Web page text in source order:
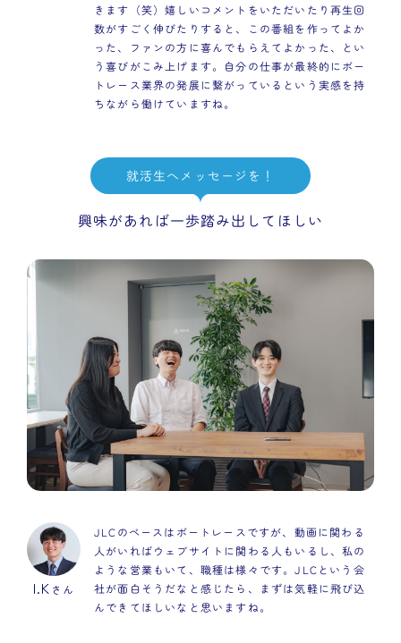
きます（笑）嬉しいコメントをいただいたり再生回
数がすごく伸びたりすると、この番組を作ってよか
った、ファンの方に喜んでもらえてよかった、とい
う喜びがこみ上げます。自分の仕事が最終的にボー
トレース業界の発展に繋がっているという実感を持
ちながら働けていますね。
就活生へメッセージを！
興味があれば一歩踏み出してほしい
I.K さん
JLCのベースはボートレースですが、動画に関わる
人がいればウェブサイトに関わる人もいるし、私の
ような営業もいて、職種は様々です。JLCという会
社が面白そうだなと感じたら、まずは気軽に飛び込
んできてほしいなと思いますね。